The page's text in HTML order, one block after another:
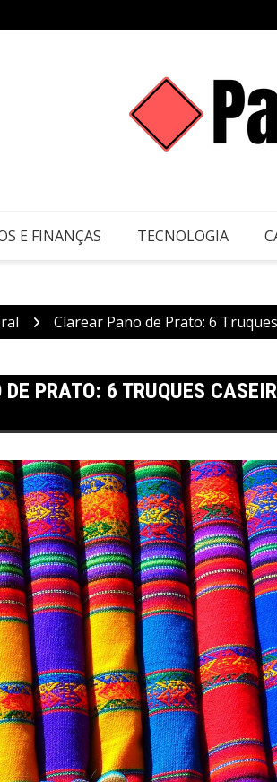
E FINANÇAS TECNOLOGIA
Clarear Pano de Prato: 6
PRATO: 6 TRUQUES